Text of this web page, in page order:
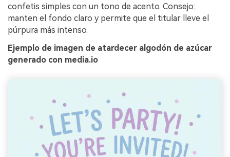
confetis simples con un tono de acento. Consejo:
manten el fondo claro y permite que el titular lleve el
púrpura más intenso.
Ejemplo de imagen de atardecer algodón de azúcar
generado con media.io